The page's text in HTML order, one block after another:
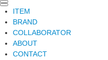
ITEM
BRAND
COLLABORATOR
ABOUT
CONTACT